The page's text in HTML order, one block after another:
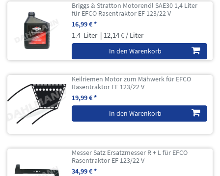
Briggs & Stratton Motorenöl SAE30 1,4 Liter
für EFCO Rasentraktor EF 123/22 V
16,99 € *
1.4 Liter | 12,14 € / Liter
In den Warenkorb
Keilriemen Motor zum Mähwerk für EFCO
Rasentraktor EF 123/22 V
19,99 € *
In den Warenkorb
Messer Satz Ersatzmesser R + L für EFCO
Rasentraktor EF 123/22 V
34,99 € *